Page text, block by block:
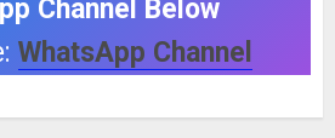
Channel Below
WhatsApp Channel